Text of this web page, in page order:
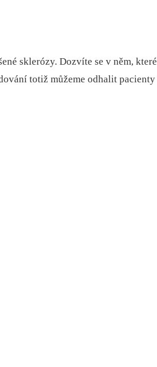
sklerózy. Dozvíte se v něm, které
totiž můžeme odhalit pacienty